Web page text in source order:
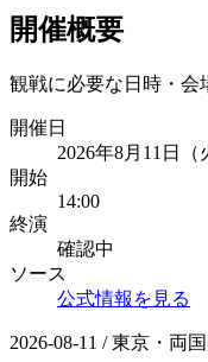
開催概要
観戦に必要な日時・会
開催日
2026年8月11日（
開始
14:00
終演
確認中
ソース
公式情報を見る
2026-08-11 / 東京・両